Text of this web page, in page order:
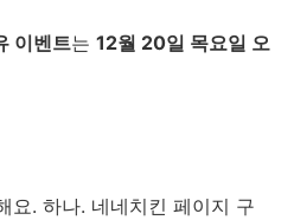
이벤트는 12월 20일 목요일 오
요. 하나. 네네치킨 페이지 구